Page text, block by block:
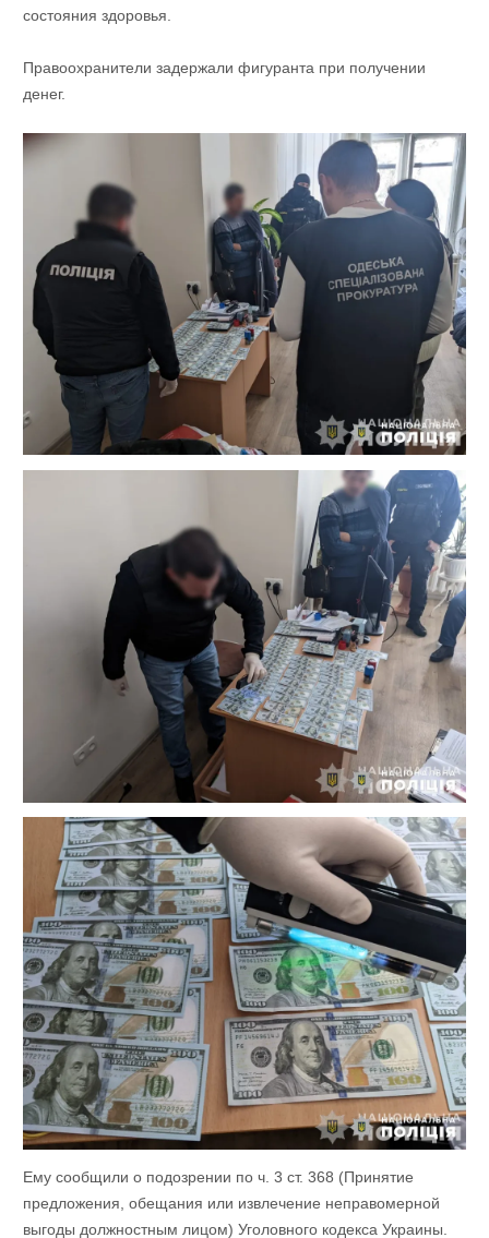
состояния здоровья.
Правоохранители задержали фигуранта при получении
денег.
Ему сообщили о подозрении по ч. 3 ст. 368 (Принятие
предложения, обещания или извлечение неправомерной
выгоды должностным лицом) Уголовного кодекса Украины.